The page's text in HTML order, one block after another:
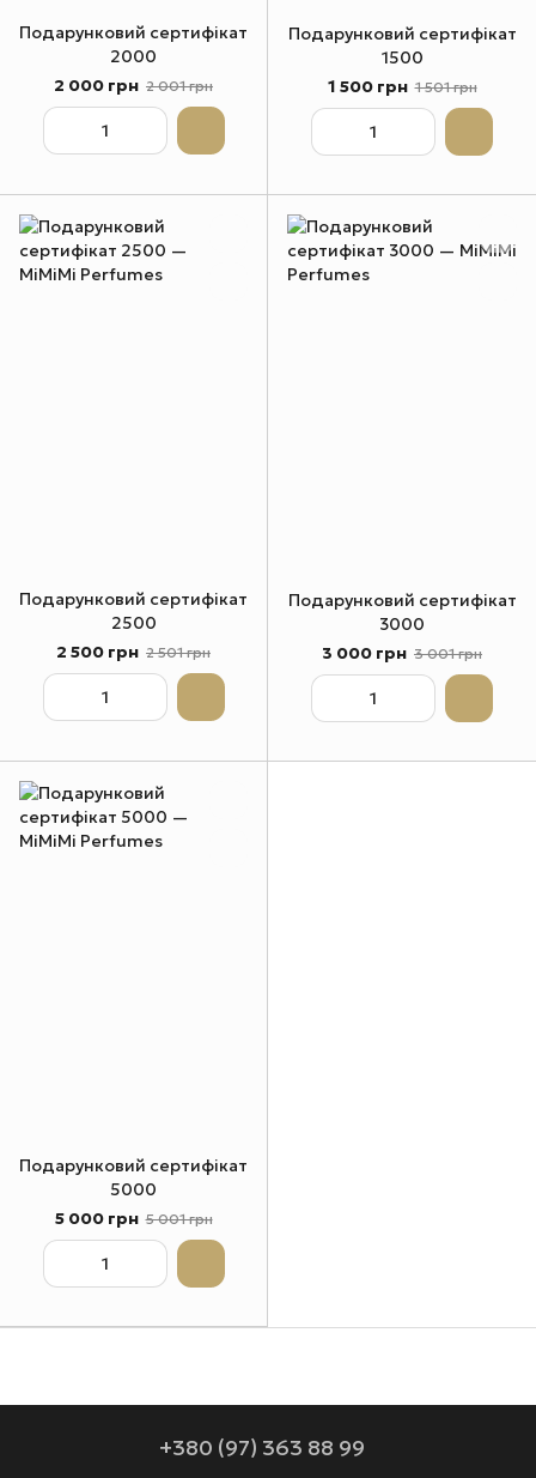
Подарунковий сертифікат
2000
2 000 грн 2 001 грн
Подарунковий сертифікат
1500
1 500 грн 1 501 грн
Подарунковий сертифікат
2500
2 500 грн 2 501 грн
Подарунковий сертифікат
3000
3 000 грн 3 001 грн
Подарунковий сертифікат
5000
5 000 грн 5 001 грн
+380 (97) 363 88 99